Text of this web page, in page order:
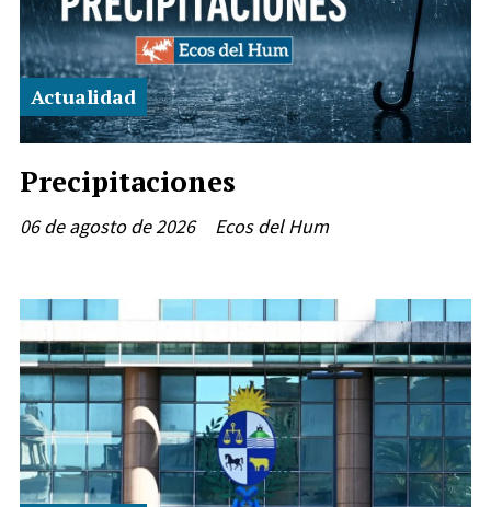
Precipitaciones
Ecos del Hum
Actualidad
06 de agosto de 2026